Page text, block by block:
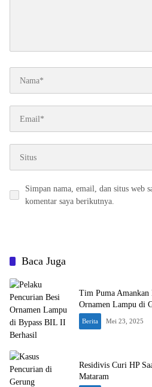
Simpan nama, email, dan situs web
komentar saya berikutnya.
Baca Juga
Tim Puma Amankan
Ornamen Lampu di
Berita Mei 23, 2025
Residivis Curi HP
Mataram